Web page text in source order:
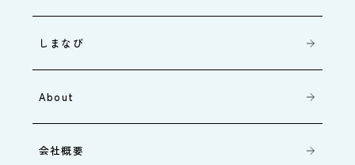
しまなび
About
会社概要